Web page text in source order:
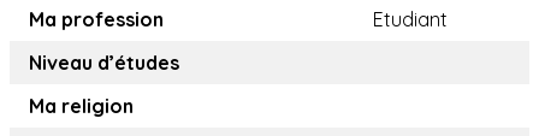
Ma profession
Etudiant
Niveau d’études
Ma religion